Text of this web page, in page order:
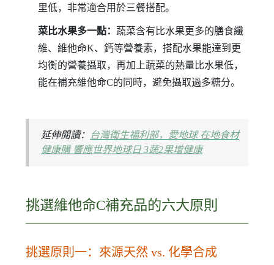
里低，非常適合用於三餐搭配。
菜比水果多一點： 蔬菜含有比水果更多的膳食纖
維、維他命K、鈣等營養素，搭配水果能達到更
均衡的營養攝取，再加上蔬菜的熱量比水果低，
能在補充維他命C的同時，避免攝取過多糖分。
延伸閱讀：
台灣衛生福利部，愛地球 在地食材
健康購 響應世界地球日 3蔬2果增健康
挑選維他命C補充品的六大原則
挑選原則一：來源天然 vs. 化學合成